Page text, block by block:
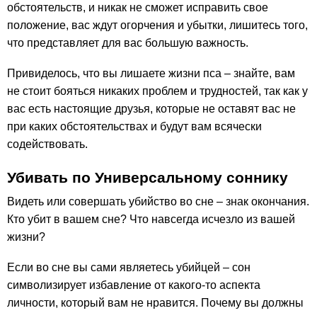
обстоятельств, и никак не сможет исправить свое
положение, вас ждут огорчения и убытки, лишитесь того,
что представляет для вас большую важность.
Привиделось, что вы лишаете жизни пса – знайте, вам
не стоит бояться никаких проблем и трудностей, так как у
вас есть настоящие друзья, которые не оставят вас не
при каких обстоятельствах и будут вам всячески
содействовать.
Убивать по Универсальному соннику
Видеть или совершать убийство во сне – знак окончания.
Кто убит в вашем сне? Что навсегда исчезло из вашей
жизни?
Если во сне вы сами являетесь убийцей – сон
символизирует избавление от какого-то аспекта
личности, который вам не нравится. Почему вы должны